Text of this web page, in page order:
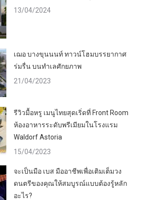
13/04/2024
เฌอ บางขุนนนท์ ทาวน์โฮมบรรยากาศ
ร่มรื่น บนทำเลศักยภาพ
21/04/2023
รีวิวมื้อหรู เมนูไทยสุดเริ่ดที่ Front Room
ห้องอาหารระดับพรีเมียมในโรงแรม
Waldorf Astoria
15/04/2023
จะเป็นมือ เบส มืออาชีพเพื่อเติมเต็มวง
ดนตรีของคุณให้สมบูรณ์แบบต้องรู้หลัก
อะไร?